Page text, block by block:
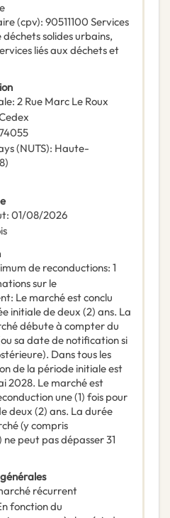
(cpv): 90511100 Services
solides urbains,
liés aux déchets et
: 2 Rue Marc Le Roux
(NUTS): Haute-
)
: 01/08/2026
de reconductions: 1
sur le
: Le marché est conclu
initiale de deux (2) ans. La
débute à compter du
sa date de notification si
Dans tous les
de la période initiale est
2028. Le marché est
une (1) fois pour
deux (2) ans. La durée
(y compris
peut pas dépasser 31
récurrent
fonction du